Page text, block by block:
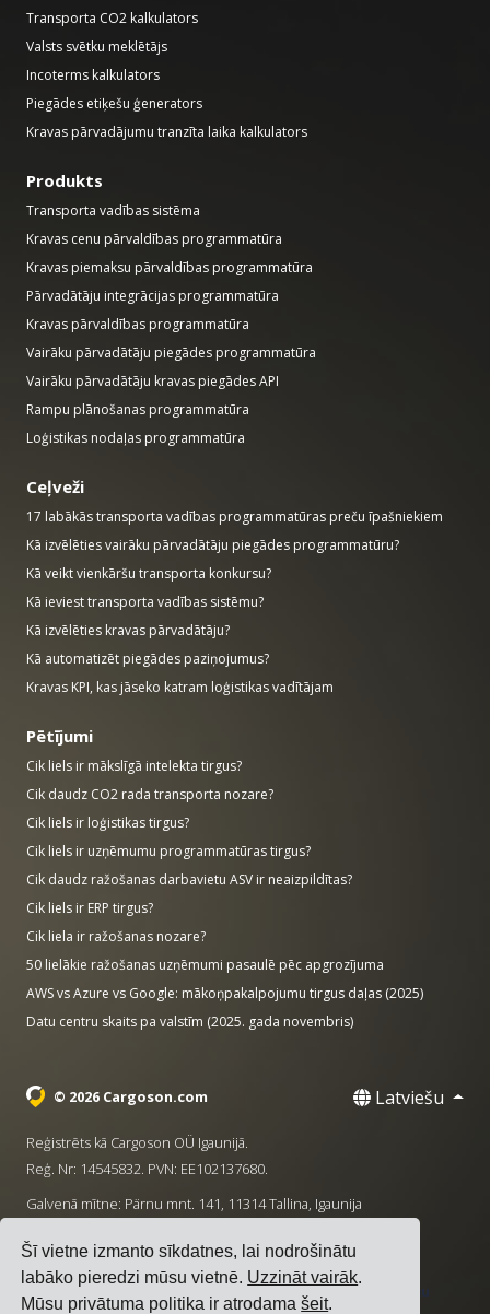
Šī vietne izmanto sīkdatnes, lai nodrošinātu
labāko pieredzi mūsu vietnē. Uzzināt vairāk.
Mūsu privātuma politika ir atrodamašeit.
Transporta CO2 kalkulators
Valsts svētku meklētājs
Incoterms kalkulators
Piegādes etiķešu ģenerators
Kravas pārvadājumu tranzīta laika kalkulators
Produkts
Transporta vadības sistēma
Kravas cenu pārvaldības programmatūra
Kravas piemaksu pārvaldības programmatūra
Pārvadātāju integrācijas programmatūra
Kravas pārvaldības programmatūra
Vairāku pārvadātāju piegādes programmatūra
Vairāku pārvadātāju kravas piegādes API
Rampu plānošanas programmatūra
Loģistikas nodaļas programmatūra
Ceļveži
17 labākās transporta vadības programmatūras preču īpašniekiem
Kā izvēlēties vairāku pārvadātāju piegādes programmatūru?
Kā veikt vienkāršu transporta konkursu?
Kā ieviest transporta vadības sistēmu?
Kā izvēlēties kravas pārvadātāju?
Kā automatizēt piegādes paziņojumus?
Kravas KPI, kas jāseko katram loģistikas vadītājam
Pētījumi
Cik liels ir mākslīgā intelekta tirgus?
Cik daudz CO2 rada transporta nozare?
Cik liels ir loģistikas tirgus?
Cik liels ir uzņēmumu programmatūras tirgus?
Cik daudz ražošanas darbavietu ASV ir neaizpildītas?
Cik liels ir ERP tirgus?
Cik liela ir ražošanas nozare?
50 lielākie ražošanas uzņēmumi pasaulē pēc apgrozījuma
AWS vs Azure vs Google: mākoņpakalpojumu tirgus daļas (2025)
Datu centru skaits pa valstīm (2025. gada novembris)
© 2026 Cargoson.com Latviešu
Reģistrēts kā Cargoson OÜ Igaunijā.
Reģ. Nr: 14545832. PVN: EE102137680.
Galvenā mītne: Pärnu mnt. 141, 11314 Tallina, Igaunija
+372 5555 0028
Pakalpojumu noteikumi Privātuma politika|
Sīkdatņu